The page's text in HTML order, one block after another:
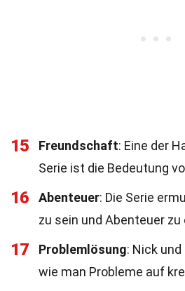
15 Freundschaft: Eine der
Serie ist die Bedeutung
16 Abenteuer: Die Serie
zu sein und Abenteuer zu
17 Problemlösung: Nick
wie man Probleme auf